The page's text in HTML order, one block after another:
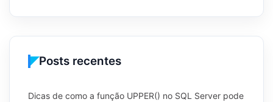
Posts recentes
Dicas de como a função UPPER() no SQL Server pode